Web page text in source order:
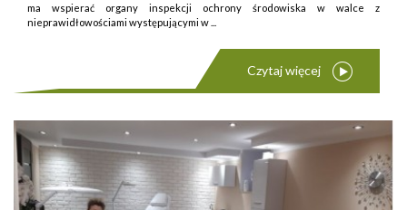
ma wspierać organy inspekcji ochrony środowiska w walce z
nieprawidłowościami występującymi w ...
Czytaj więcej